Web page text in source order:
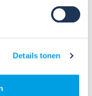
Details tonen
stap, maar
de verplichtingen